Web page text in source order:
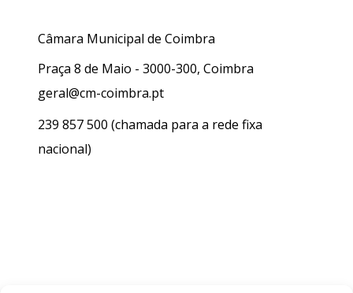
Câmara Municipal de Coimbra
Praça 8 de Maio - 3000-300, Coimbra
geral@cm-coimbra.pt
239 857 500 (chamada para a rede fixa
nacional)